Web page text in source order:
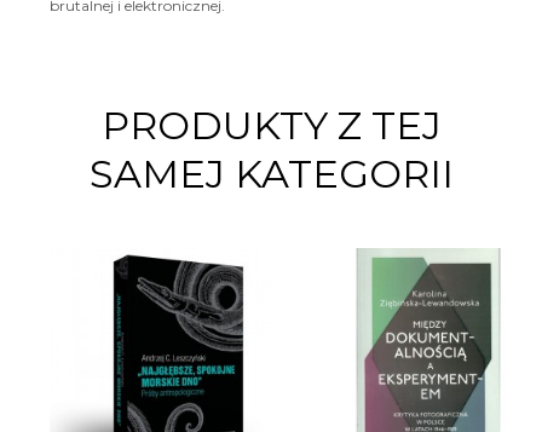
brutalnej i elektronicznej.
PRODUKTY Z TEJ
SAMEJ KATEGORII